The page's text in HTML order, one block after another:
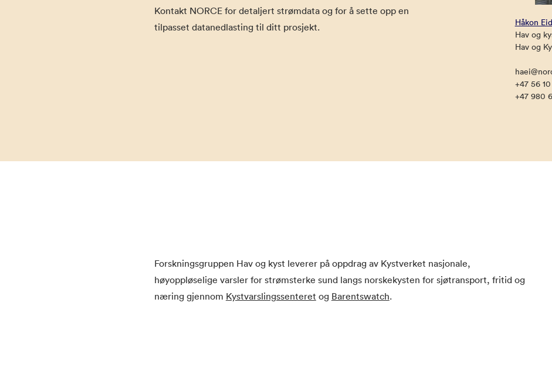
Kontakt NORCE for detaljert strømdata og for å sette opp en
tilpasset datanedlasting til ditt prosjekt.
Håkon
Hav og
Hav og
+47 56 10
+47 980
Forskningsgruppen Hav og kyst leverer på oppdrag av Kystverket nasjonale,
høyoppløselige varsler for strømsterke sund langs norskekysten for sjøtransport, fritid og
næring gjennom Kystvarslingssenteret og Barentswatch.